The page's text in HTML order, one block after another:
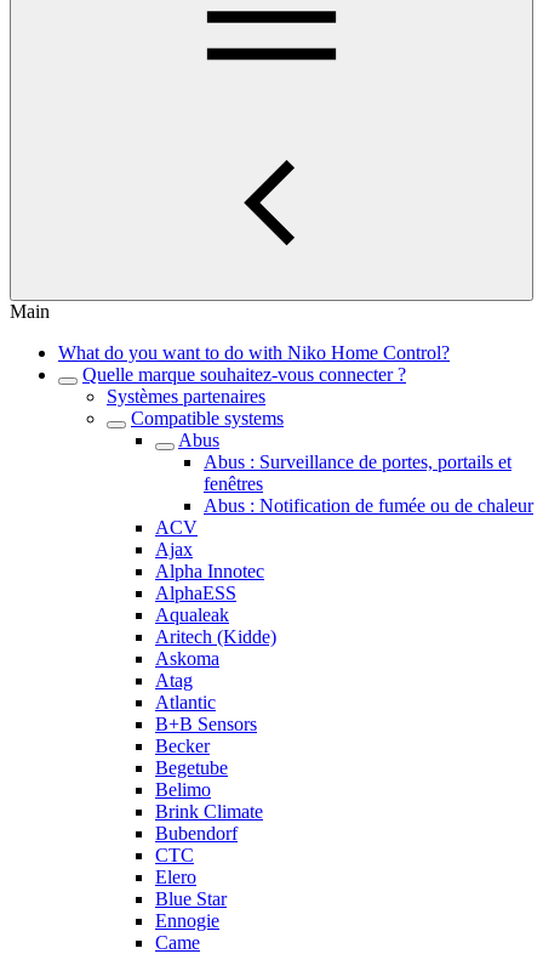
Main
What do you want to do with Niko Home Control?
Quelle marque souhaitez-vous connecter ?
Systèmes partenaires
Compatible systems
Abus
Abus : Surveillance de portes, portails et
fenêtres
Abus : Notification de fumée ou de chaleur
ACV
Ajax
Alpha Innotec
AlphaESS
Aqualeak
Aritech (Kidde)
Askoma
Atag
Atlantic
B+B Sensors
Becker
Begetube
Belimo
Brink Climate
Bubendorf
CTC
Elero
Blue Star
Ennogie
Came